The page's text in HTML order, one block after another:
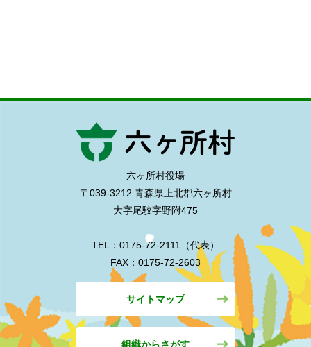
六ヶ所村役場
〒039-3212 青森県上北郡六ヶ所村
大字尾駮字野附475
TEL：0175-72-2111（代表）
FAX：0175-72-2603
サイトマップ
組織からさがす